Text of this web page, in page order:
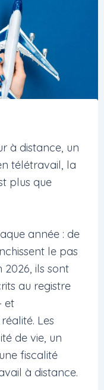
à distance, un
télétravail, la
plus que
année : de
le pas
2026, ils sont
au registre
et
Les
de vie, un
fiscalité
à distance.